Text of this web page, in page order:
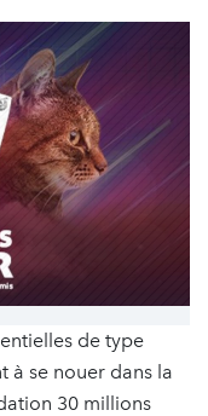
de type
à se nouer dans la
30 millions